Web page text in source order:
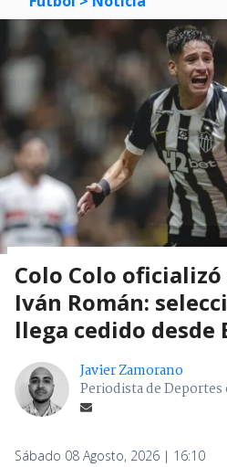
Colo Colo
Iván Román:
llega cedido desde
Javier Zamorano
Periodista de
Sábado 08 Agosto, 2026 | 16:10